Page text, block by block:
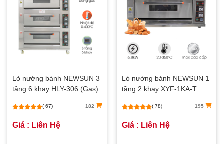
Lò nướng bánh NEWSUN 3
tầng 6 khay HLY-306 (Gas)
( 67) 182
Giá : Liên Hệ
Lò nướng bánh NEWSUN 1
tầng 2 khay XYF-1KA-T
( 78) 195
Giá : Liên Hệ